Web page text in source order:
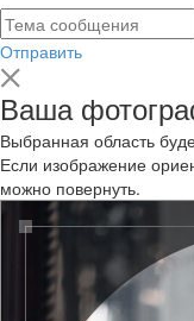
Отправить
Ваша
Выбранная область
Если изображение
можно повернуть.